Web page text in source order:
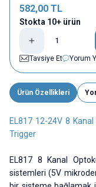
582,00 TL
Stokta 10+ ürün
Tavsiye Et
Yorum
Ürün Özellikleri
EL817 12-24V 8
Trigger
EL817 8 Kanal
sistemleri (5V